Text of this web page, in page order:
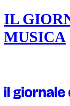
IL
MUSICA